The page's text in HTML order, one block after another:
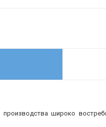
производства широко